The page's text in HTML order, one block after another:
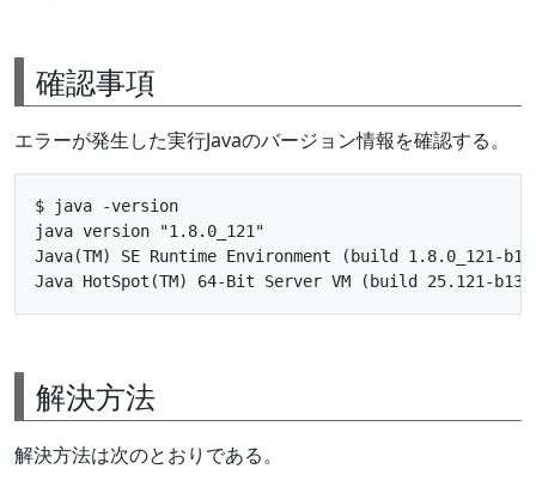
確認事項
エラーが発生した実行Javaのバージョン情報を確認する。
$ java -version
java version "1.8.0_121"
Java(TM) SE Runtime Environment (build 1.8.0_121-
解決方法
解決方法は次のとおりである。